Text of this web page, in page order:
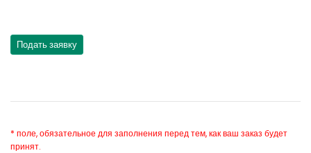
* поле, обязательное для заполнения перед тем, как ваш заказ будет
принят.